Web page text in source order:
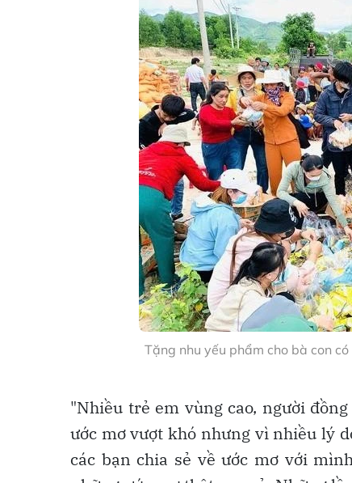
Tặng nhu yếu phẩm cho bà con
"Nhiều trẻ em vùng cao, người
ước mơ vượt khó nhưng vì nhiều lý
các bạn chia sẻ về ước mơ với